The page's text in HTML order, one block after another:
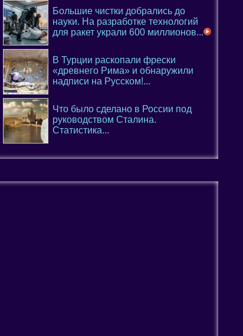
Большие чистки добрались до
науки. На разработке технологий
для ракет украли 600 миллионов...
В Турции раскопали фрески
«древнего Рима» и обнаружили
надписи на Русском!...
Что было сделано в России под
руководством Сталина.
Статистика...